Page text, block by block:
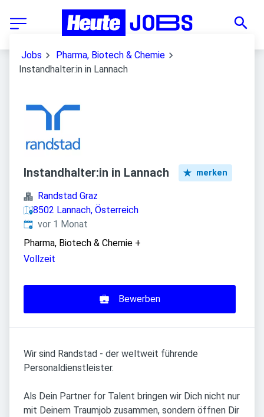
Jobs
Pharma, Biotech & Chemie
Instandhalter:in in Lannach
Instandhalter:in in Lannach merken
Randstad Graz
8502 Lannach, Österreich
Veröffentlicht:
vor 1 Monat
Pharma, Biotech & Chemie +
Vollzeit
Bewerben
Wir sind Randstad - der weltweit führende
Personaldienstleister.
Als Dein Partner for Talent bringen wir Dich nicht nur
mit Deinem Traumjob zusammen, sondern öffnen Dir